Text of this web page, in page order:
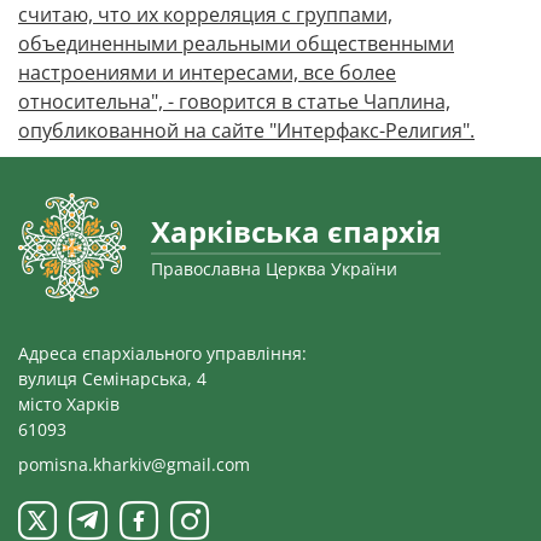
считаю, что их корреляция с группами,
объединенными реальными общественными
настроениями и интересами, все более
относительна", - говорится в статье Чаплина,
опубликованной на сайте "Интерфакс-Религия".
Харківська єпархія
Православна Церква України
Адреса єпархіального управління:
вулиця Семінарська, 4
місто Харків
61093
pomisna.kharkiv@gmail.com